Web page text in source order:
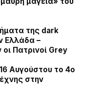
της dark
Ελλάδα –
Πατρινοί Grey
16 Αυγούστου το 4ο
στην